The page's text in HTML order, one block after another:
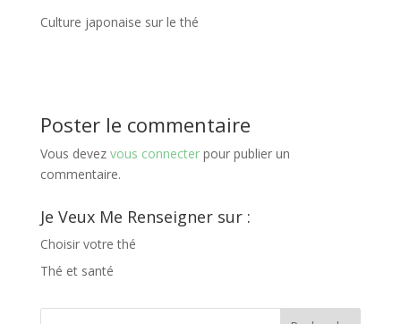
Culture japonaise sur le thé
Poster le commentaire
Vous devez vous connecterpour publier un
commentaire.
Je Veux Me Renseigner sur :
Choisir votre thé
Thé et santé